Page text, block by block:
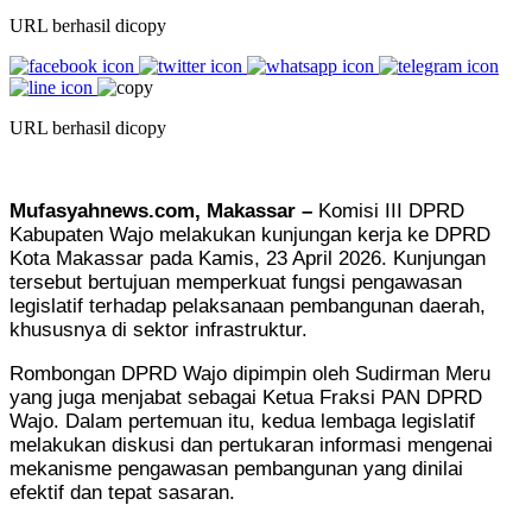
URL berhasil dicopy
URL berhasil dicopy
Mufasyahnews.com, Makassar – Komisi III DPRD
Kabupaten Wajo melakukan kunjungan kerja ke DPRD
Kota Makassar pada Kamis, 23 April 2026. Kunjungan
tersebut bertujuan memperkuat fungsi pengawasan
legislatif terhadap pelaksanaan pembangunan daerah,
khususnya di sektor infrastruktur.
Rombongan DPRD Wajo dipimpin oleh Sudirman Meru
yang juga menjabat sebagai Ketua Fraksi PAN DPRD
Wajo. Dalam pertemuan itu, kedua lembaga legislatif
melakukan diskusi dan pertukaran informasi mengenai
mekanisme pengawasan pembangunan yang dinilai
efektif dan tepat sasaran.